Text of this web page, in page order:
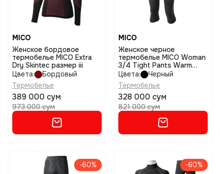
MICO
Женское бордовое
термобелье MICO Extra
Dry Skintec размер iii
Цвета:
Бордовый
Термобелье
389 000 сум
973 000 сум
MICO
Женское черное
термобелье MICO Woman
3/4 Tight Pants Warm
Control размер ii
Цвета:
Черный
Термобелье
328 000 сум
821 000 сум
-60% -60%